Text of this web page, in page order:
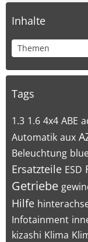
Inhalte
Themen
Tags
1.3 1.6 4x4 ABE
Automatik aux
Beleuchtung
Ersatzteile ESD
Getriebe
Hilfe
Infotainment
kizashi Klima